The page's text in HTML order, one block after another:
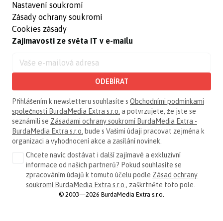
Nastavení soukromí
Zásady ochrany soukromí
Cookies zásady
Zajímavosti ze světa IT v e-mailu
ODEBÍRAT
Přihlášením k newsletteru souhlasíte s Obchodními podmínkami
společnosti BurdaMedia Extra s.r.o. a potvrzujete, že jste se
seznámili se Zásadami ochrany soukromí BurdaMedia Extra -
BurdaMedia Extra s.r.o. bude s Vašimi údaji pracovat zejména k
organizaci a vyhodnocení akce a zasílání novinek.
Chcete navíc dostávat i další zajímavé a exkluzivní
informace od našich partnerů? Pokud souhlasíte se
zpracováním údajů k tomuto účelu podle Zásad ochrany
soukromí BurdaMedia Extra s.r.o., zaškrtněte toto pole.
© 2003—2026 BurdaMedia Extra s.r.o.